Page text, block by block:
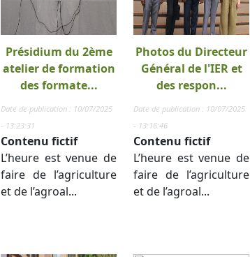
Présidium du 2ème
atelier de formation
des formate...
Date de publication : 10/07/2025
- 13:23:31
Contenu fictif
L’heure est venue de
faire de l’agriculture
et de l’agroal...
Photos du Directeur
Général de l'IER et
des respon...
Date de publication : 10/07/2025
- 13:16:46
Contenu fictif
L’heure est venue de
faire de l’agriculture
et de l’agroal...